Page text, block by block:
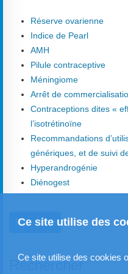
Ce site utilise des
Ce site utilise des cookies
Réserve ovarienne
Indice de Pearl
AMH
Pilule contraceptive
Méningiome
Arrêt de
Contraceptions dites «
l’isotrétinoïne
Recommandations
génériques, et de suivi
Hyperandrogénie
Diénogest
Article précédent :
Précédent
Rechercher